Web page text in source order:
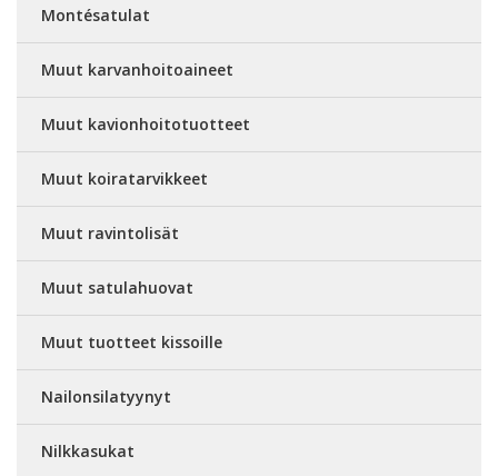
Montésatulat
Muut karvanhoitoaineet
Muut kavionhoitotuotteet
Muut koiratarvikkeet
Muut ravintolisät
Muut satulahuovat
Muut tuotteet kissoille
Nailonsilatyynyt
Nilkkasukat